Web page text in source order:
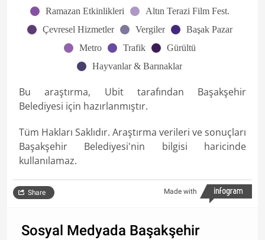
Ramazan Etkinlikleri
Altın Terazi Film Fest.
Çevresel Hizmetler
Vergiler
Başak Pazar
Metro
Trafik
Gürültü
Hayvanlar & Barınaklar
Bu araştırma, Ubit tarafından Başakşehir
Belediyesi için hazırlanmıştır.
Tüm Hakları Saklıdır. Araştırma verileri ve sonuçları
Başakşehir Belediyesi'nin bilgisi haricinde
kullanılamaz.
Made with
Share
Sosyal Medyada Başakşehir